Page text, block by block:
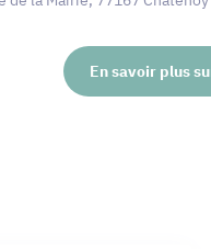
En savoir plus